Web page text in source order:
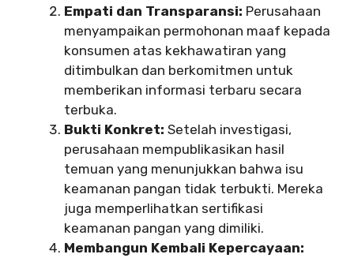
Empati dan Transparansi: Perusahaan
menyampaikan permohonan maaf kepada
konsumen atas kekhawatiran yang
ditimbulkan dan berkomitmen untuk
memberikan informasi terbaru secara
terbuka.
Bukti Konkret: Setelah investigasi,
perusahaan mempublikasikan hasil
temuan yang menunjukkan bahwa isu
keamanan pangan tidak terbukti. Mereka
juga memperlihatkan sertifikasi
keamanan pangan yang dimiliki.
Membangun Kembali Kepercayaan: